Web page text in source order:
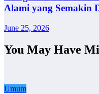
Alami yang Semakin
June 25, 2026
You May Have
Umum